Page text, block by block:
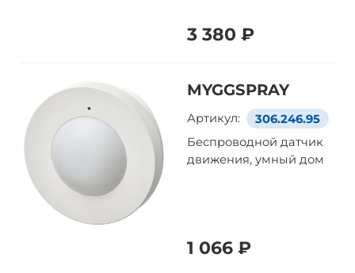
3 380 ₽
MYGGSPRAY
Артикул:
306.246.95
Беспроводной датчик
движения, умный дом
1 066 ₽